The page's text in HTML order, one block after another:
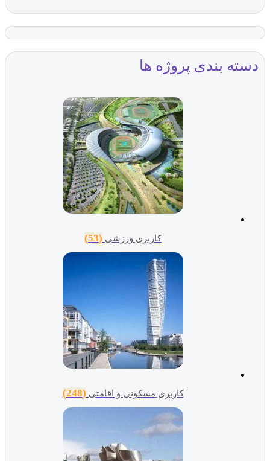
بندی پروژه ها
کاربری ورزشی (53)
کاربری مسکونی و اقامتی(248)